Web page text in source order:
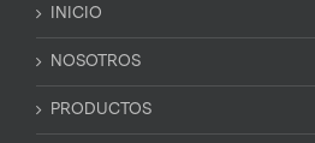
INICIO
NOSOTROS
PRODUCTOS